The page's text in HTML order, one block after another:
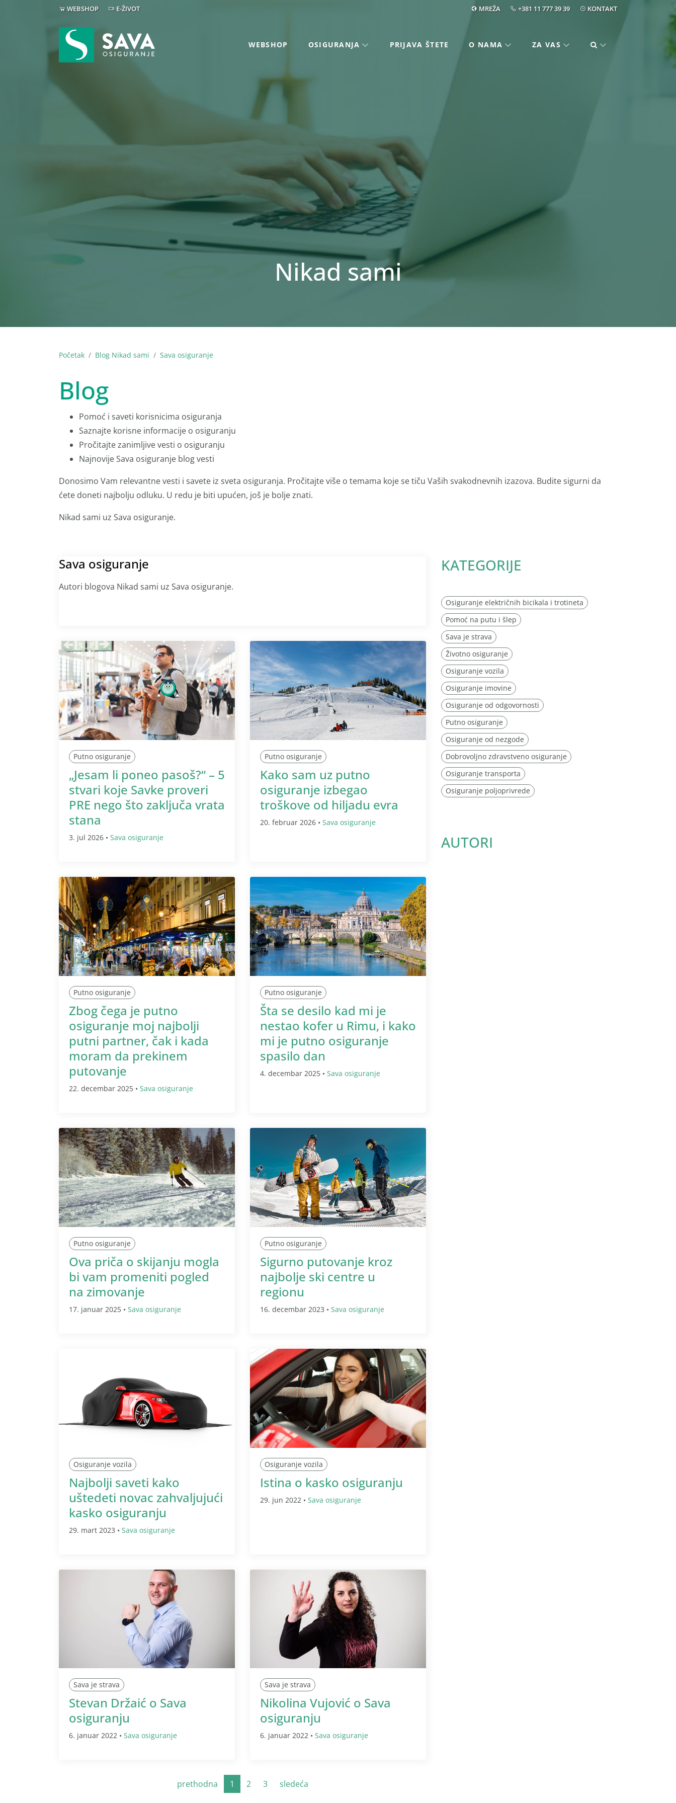
WEBSHOP E-ŽIVOT MREŽA +381 11 777 39 39 KONTAKT
WEBSHOP OSIGURANJA PRIJAVA ŠTETE O NAMA ZA VAS
Nikad sami
Početak Blog Nikad sami Sava osiguranje
Blog
Pomoć i saveti korisnicima osiguranja
Saznajte korisne informacije o osiguranju
Pročitajte zanimljive vesti o osiguranju
Najnovije Sava osiguranje blog vesti
Donosimo Vam relevantne vesti i savete iz sveta osiguranja. Pročitajte više o temama koje se tiču Vaših svakodnevnih izazova. Budite sigurni da
ćete doneti najbolju odluku. U redu je biti upućen, još je bolje znati.
Nikad sami uz Sava osiguranje.
Sava osiguranje
Autori blogova Nikad sami uz Sava osiguranje.
Putno osiguranje
„Jesam li poneo pasoš?“ – 5
stvari koje Savke proveri
PRE nego što zaključa vrata
stana
3. jul 2026 • Sava osiguranje
Putno osiguranje
Kako sam uz putno
osiguranje izbegao
troškove od hiljadu evra
20. februar 2026 • Sava osiguranje
Putno osiguranje
Zbog čega je putno
osiguranje moj najbolji
putni partner, čak i kada
moram da prekinem
putovanje
22. decembar 2025 • Sava osiguranje
Putno osiguranje
Šta se desilo kad mi je
nestao kofer u Rimu, i kako
mi je putno osiguranje
spasilo dan
4. decembar 2025 • Sava osiguranje
Putno osiguranje
Ova priča o skijanju mogla
bi vam promeniti pogled
na zimovanje
17. januar 2025 • Sava osiguranje
Putno osiguranje
Sigurno putovanje kroz
najbolje ski centre u
regionu
16. decembar 2023 • Sava osiguranje
Osiguranje vozila
Najbolji saveti kako
uštedeti novac zahvaljujući
kasko osiguranju
29. mart 2023 • Sava osiguranje
Osiguranje vozila
Istina o kasko osiguranju
29. jun 2022 • Sava osiguranje
Sava je strava
Stevan Držaić o Sava
osiguranju
6. januar 2022 • Sava osiguranje
Sava je strava
Nikolina Vujović o Sava
osiguranju
6. januar 2022 • Sava osiguranje
prethodna 1 2 3 sledeća
KATEGORIJE
Osiguranje električnih bicikala i trotineta
Pomoć na putu i šlep
Sava je strava
Životno osiguranje
Osiguranje vozila
Osiguranje imovine
Osiguranje od odgovornosti
Putno osiguranje
Osiguranje od nezgode
Dobrovoljno zdravstveno osiguranje
Osiguranje transporta
Osiguranje poljoprivrede
AUTORI